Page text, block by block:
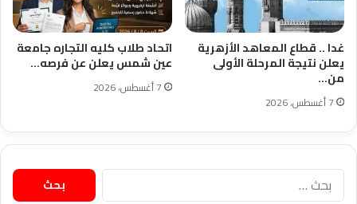
غدا .. قطاع المعاهد الأزهرية
يعلن نتيجة المرحلة الأولى
من…
7 أغسطس، 2026
اتحاد طلاب كليه التجاره جامعة
عين شمس يعلن عن ​فرصه…
7 أغسطس، 2026
البحث
عن: